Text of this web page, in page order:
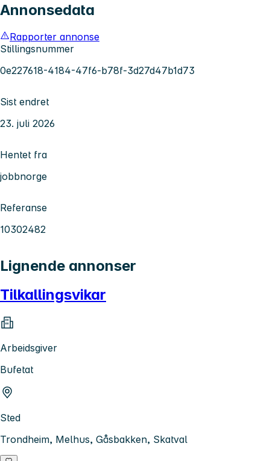
Annonsedata
Rapporter annonse
Stillingsnummer
0e227618-4184-47f6-b78f-3d27d47b1d73
Sist endret
23. juli 2026
Hentet fra
jobbnorge
Referanse
10302482
Lignende annonser
Tilkallingsvikar
Arbeidsgiver
Bufetat
Sted
Trondheim, Melhus, Gåsbakken, Skatval